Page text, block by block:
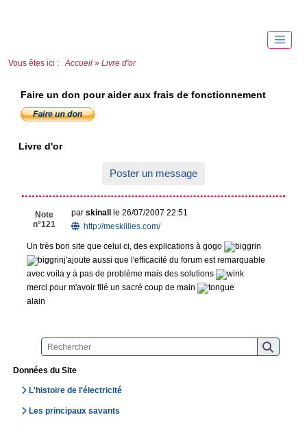
Vous êtes ici : Accueil » Livre d'or
Données du Site
L'histoire de l'électricité
Les principaux savants
Faire un don pour aider aux frais de fonctionnement
Livre d'or
Poster un message
Note
n°121
par skinallle 26/07/2007 22:51
http://meskillies.com/
Un très bon site que celui ci, des explications à gogo
j'ajoute aussi que l'efficacité du forum est remarquable
avec voila y à pas de problème mais des solutions
merci pour m'avoir filé un sacré coup de main
alain